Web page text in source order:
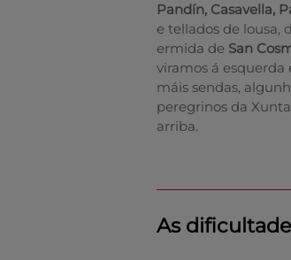
Pandín, Casavella,
e tellados de lousa,
ermida de San
viramos á
máis sendas,
peregrinos da
arriba.
As